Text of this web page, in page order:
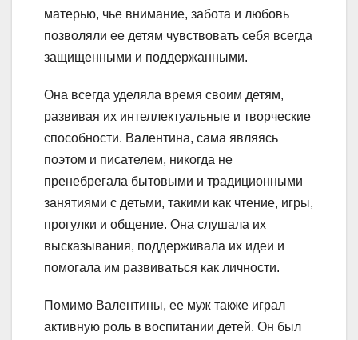
матерью, чье внимание, забота и любовь
позволяли ее детям чувствовать себя всегда
защищенными и поддержанными.
Она всегда уделяла время своим детям,
развивая их интеллектуальные и творческие
способности. Валентина, сама являясь
поэтом и писателем, никогда не
пренебрегала бытовыми и традиционными
занятиями с детьми, такими как чтение, игры,
прогулки и общение. Она слушала их
высказывания, поддерживала их идеи и
помогала им развиваться как личности.
Помимо Валентины, ее муж также играл
активную роль в воспитании детей. Он был